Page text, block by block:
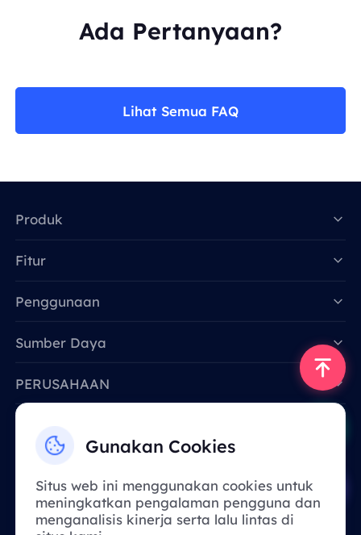
Ada Pertanyaan?
Lihat Semua FAQ
Gunakan Cookies
Situs web ini menggunakan cookies untuk
meningkatkan pengalaman pengguna dan
menganalisis kinerja serta lalu lintas di
Produk
Fitur
Penggunaan
Sumber Daya
PERUSAHAAN
Email: support@smartproxy.org
Indonesia